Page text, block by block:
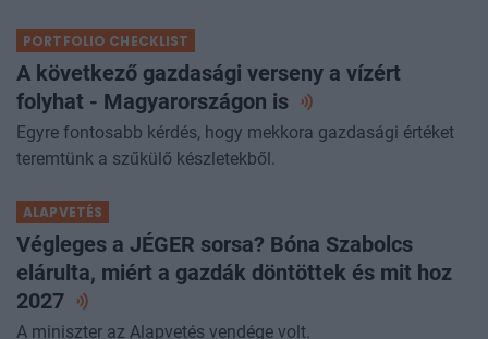
PORTFOLIO CHECKLIST
A következő gazdasági verseny a vízért
folyhat - Magyarországon is
Egyre fontosabb kérdés, hogy mekkora gazdasági értéket
teremtünk a szűkülő készletekből.
ALAPVETÉS
Végleges a JÉGER sorsa? Bóna Szabolcs
elárulta, miért a gazdák döntöttek és mit hoz
2027
A miniszter az Alapvetés vendége volt.